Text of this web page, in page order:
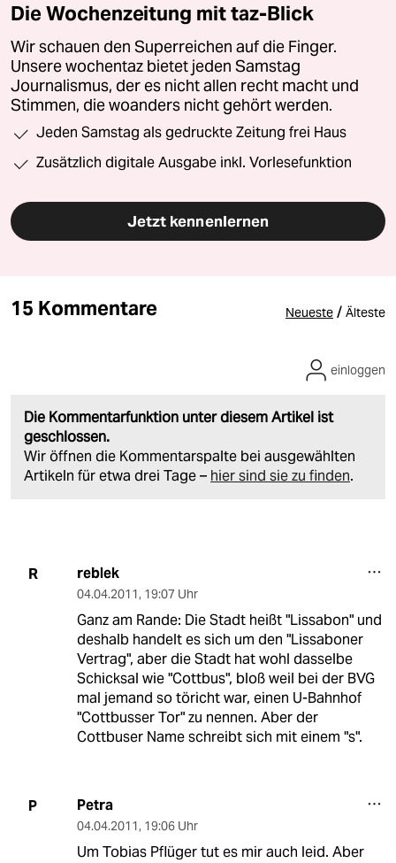
Die Wochenzeitung mit taz-Blick
Wir schauen den Superreichen auf die Finger.
Unsere wochentaz bietet jeden Samstag
Journalismus, der es nicht allen recht macht und
Stimmen, die woanders nicht gehört werden.
Jeden Samstag als gedruckte Zeitung frei Haus
Zusätzlich digitale Ausgabe inkl. Vorlesefunktion
Jetzt kennenlernen
15 Kommentare Neueste / Älteste
Die Kommentarfunktion unter diesem Artikel ist
geschlossen.
Wir öffnen die Kommentarspalte bei ausgewählten
Artikeln für etwa drei Tage – hier sind sie zu finden.
einloggen
R reblek
04.04.2011, 19:07 Uhr
Ganz am Rande: Die Stadt heißt "Lissabon" und
deshalb handelt es sich um den "Lissaboner
Vertrag", aber die Stadt hat wohl dasselbe
Schicksal wie "Cottbus", bloß weil bei der BVG
mal jemand so töricht war, einen U-Bahnhof
"Cottbusser Tor" zu nennen. Aber der
Cottbuser Name schreibt sich mit einem "s".
P Petra
04.04.2011, 19:06 Uhr
Um Tobias Pflüger tut es mir auch leid. Aber